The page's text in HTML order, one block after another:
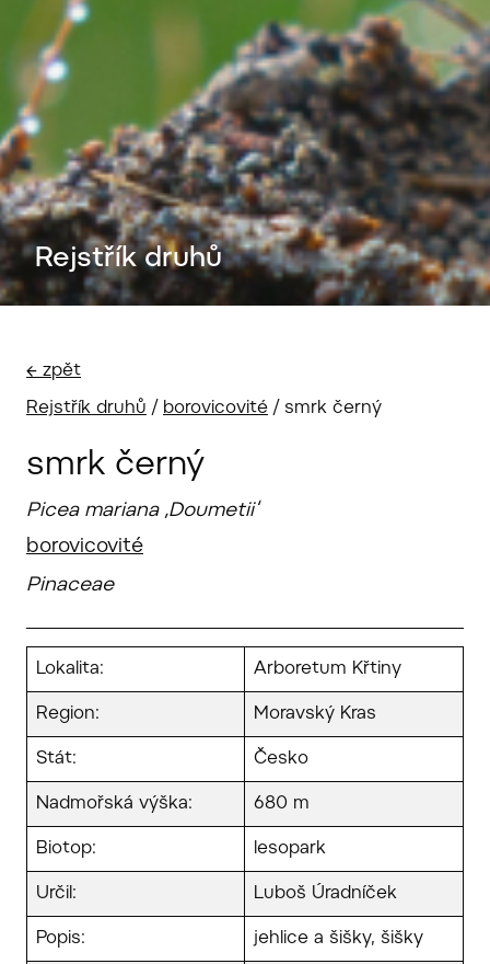
Rejstřík druhů
← zpět
Rejstřík druhů / borovicovité / smrk černý
smrk černý
Picea mariana ‚Doumetii‘
borovicovité
Pinaceae
Lokalita: Arboretum Křtiny
Region: Moravský Kras
Stát: Česko
Nadmořská výška: 680 m
Biotop: lesopark
Určil: Luboš Úradníček
Popis: jehlice a šišky, šišky